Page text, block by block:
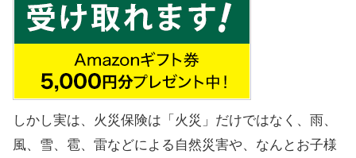
しかし実は、火災保険は「火災」だけではなく、雨、
風、雪、雹、雷などによる自然災害や、なんとお子様